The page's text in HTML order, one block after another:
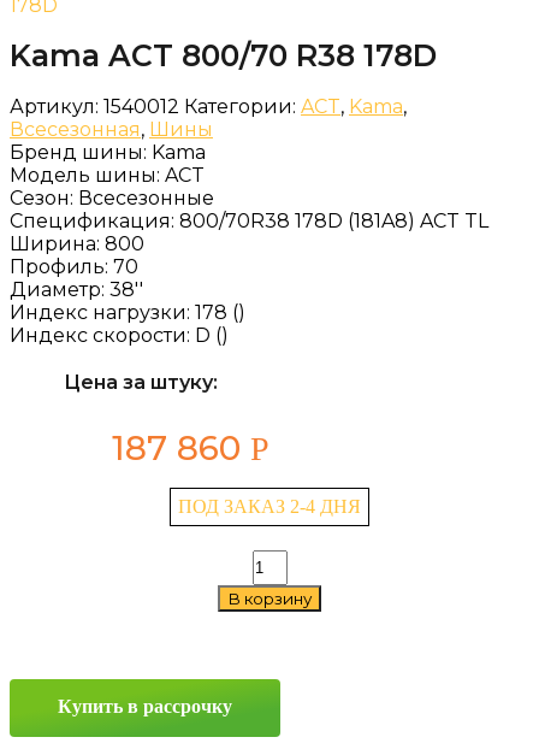
178D
Kama ACT 800/70 R38 178D
Артикул: 1540012 Категории: ACT, Kama,
Всесезонная, Шины
Бренд шины: Kama
Модель шины: ACT
Сезон: Всесезонные
Спецификация: 800/70R38 178D (181A8) ACT TL
Ширина: 800
Профиль: 70
Диаметр: 38''
Индекс нагрузки: 178 ()
Индекс скорости: D ()
Цена за штуку:
187 860 Р
ПОД ЗАКАЗ 2-4 ДНЯ
Количество
товара
Kama
178D
В корзину
Купить в рассрочку